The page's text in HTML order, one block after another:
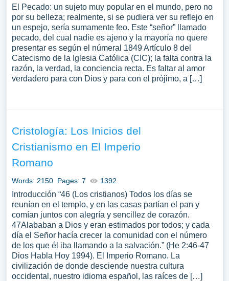
El Pecado: un sujeto muy popular en el mundo, pero no
por su belleza; realmente, si se pudiera ver su reflejo en
un espejo, sería sumamente feo. Este “señor” llamado
pecado, del cual nadie es ajeno y la mayoría no quere
presentar es según el númeral 1849 Artículo 8 del
Catecismo de la Iglesia Católica (CIC); la falta contra la
razón, la verdad, la conciencia recta. Es faltar al amor
verdadero para con Dios y para con el prójimo, a […]
Cristología: Los Inicios del
Cristianismo en El Imperio
Romano
Words: 2150 Pages: 7 1392
Introducción “46 (Los cristianos) Todos los días se
reunían en el templo, y en las casas partían el pan y
comían juntos con alegría y sencillez de corazón.
47Alababan a Dios y eran estimados por todos; y cada
día el Señor hacía crecer la comunidad con el número
de los que él iba llamando a la salvación.” (He 2:46-47
Dios Habla Hoy 1994). El Imperio Romano. La
civilización de donde desciende nuestra cultura
occidental, nuestro idioma español, las raíces de […]